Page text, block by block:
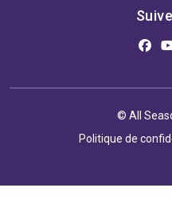
© All
Politique de